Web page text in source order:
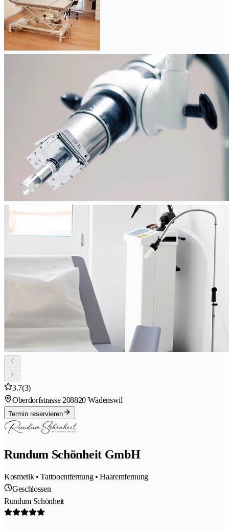
3.7(3)
Oberdorfstrasse 208820 Wädenswil
Termin reservieren
Rundum Schönheit GmbH
Kosmetik • Tattooentfernung • Haarentfernung
Geschlossen
Rundum Schönheit